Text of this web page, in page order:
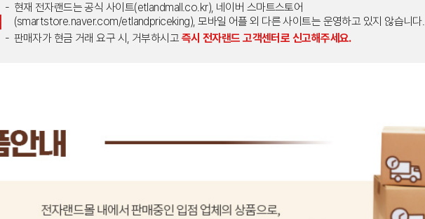
현재 전자랜드는 공식 사이트(etlandmall.co.kr), 네이버 스마트스토어
(smartstore.naver.com/etlandpriceking), 모바일 어플 외 다른 사이트는 운영하고 있지 않습니다.
판매자가 현금 거래 요구 시, 거부하시고 즉시 전자랜드 고객센터로 신고해주세요.